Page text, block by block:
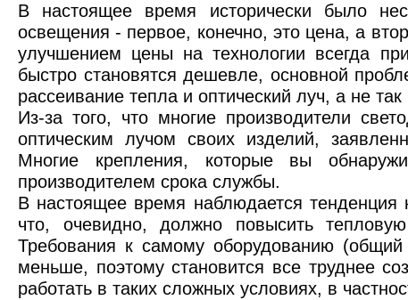
В настоящее время исторически было
освещения - первое, конечно, это цена, а
улучшением цены на технологии всегда
быстро становятся дешевле, основной
рассеивание тепла и оптический луч, а не так
Из-за того, что многие производители
оптическим лучом своих изделий,
Многие крепления, которые вы
производителем срока службы.
В настоящее время наблюдается тенденция
что, очевидно, должно повысить
Требования к самому оборудованию (общий
меньше, поэтому становится все труднее
работать в таких сложных условиях, в